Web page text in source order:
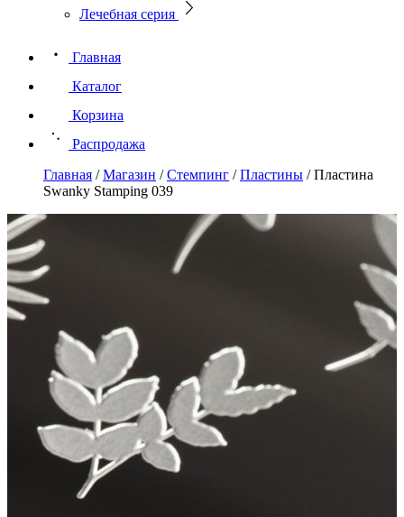
Лечебная серия
Главная
Каталог
Корзина
Распродажа
Главная /Магазин /Стемпинг /Пластины /Пластина
Swanky Stamping 039